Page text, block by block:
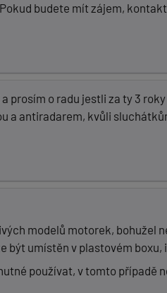
budete mít zájem,
prosím o radu jestli za ty 3
a antiradarem, kvůli
modelů motorek, bohužel
umístěn v plastovém boxu,
používat, v tomto případě